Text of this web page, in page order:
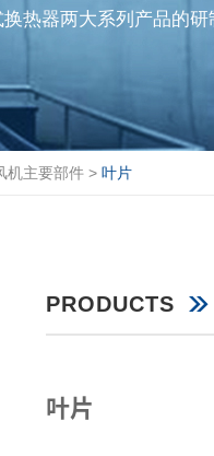
热器两大系列产品的研
机主要部件> 叶片
PRODUCTS
叶片